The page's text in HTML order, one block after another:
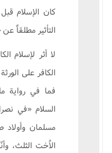
کان الإسلام
التأثير مطلقاً
لا أثر لإسلام
الکافر على
فما في رواية
السلام «في
مسلمان وأولاد
الاُخت الثلث،